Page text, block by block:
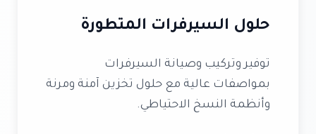
حلول السيرفرات المتطورة
توفير وتركيب وصيانة السيرفرات
بمواصفات عالية مع حلول تخزين آمنة ومرنة
وأنظمة النسخ الاحتياطي.